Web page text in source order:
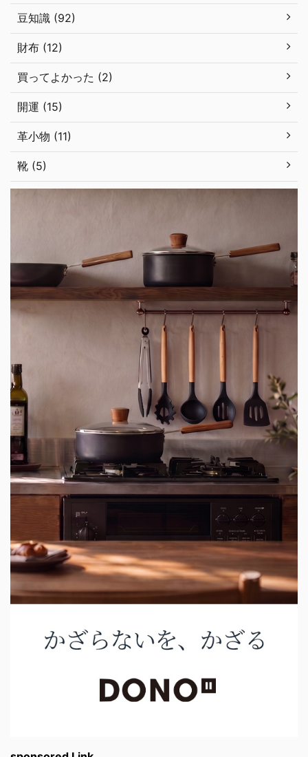
豆知識 (92)
財布 (12)
買ってよかった (2)
開運 (15)
革小物 (11)
靴 (5)